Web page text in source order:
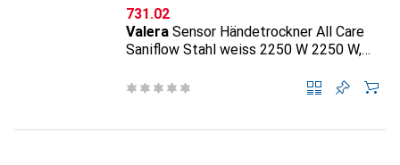
CHF
731.02
Valera Sensor Händetrockner All Care
Saniflow Stahl weiss 2250 W 2250 W,